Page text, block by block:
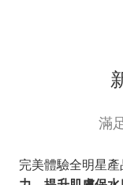
滿
完美體驗全明星產